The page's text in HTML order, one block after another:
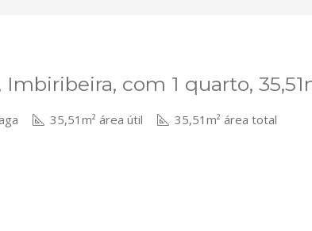
com 1 quarto,
35,51m² área útil 35,51m² área total